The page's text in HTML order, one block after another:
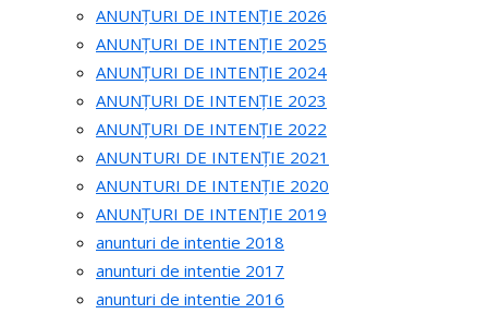
ANUNȚURI DE INTENȚIE 2026
ANUNȚURI DE INTENȚIE 2025
ANUNȚURI DE INTENȚIE 2024
ANUNȚURI DE INTENȚIE 2023
ANUNȚURI DE INTENȚIE 2022
ANUNTURI DE INTENȚIE 2021
ANUNTURI DE INTENȚIE 2020
ANUNȚURI DE INTENȚIE 2019
anunturi de intentie 2018
anunturi de intentie 2017
anunturi de intentie 2016